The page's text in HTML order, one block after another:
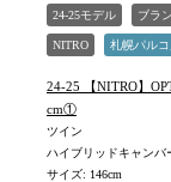
24-25モデル ブラ
NITRO 札幌パル
24-25 【NITRO】
cm①
ツイン
ハイブリッドキャンバ
サイズ: 146cm